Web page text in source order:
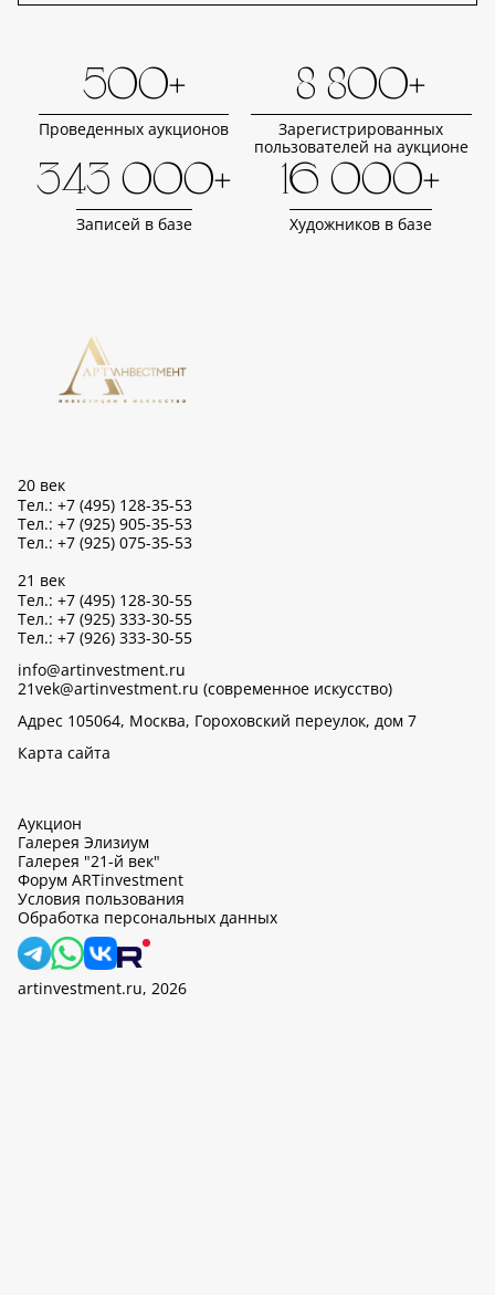
500+
Проведенных аукционов
8 800+
Зарегистрированных
пользователей на аукционе
343 000+
Записей в базе
16 000+
Художников в базе
20 век
Тел.: +7 (495) 128-35-53
Тел.: +7 (925) 905-35-53
Тел.: +7 (925) 075-35-53
21 век
Тел.: +7 (495) 128-30-55
Тел.: +7 (925) 333-30-55
Тел.: +7 (926) 333-30-55
info@artinvestment.ru
21vek@artinvestment.ru (современное искусство)
Адрес 105064, Москва, Гороховский переулок, дом 7
Карта сайта
Аукцион
Галерея Элизиум
Галерея "21-й век"
Форум ARTinvestment
Условия пользования
Обработка персональных данных
artinvestment.ru, 2026